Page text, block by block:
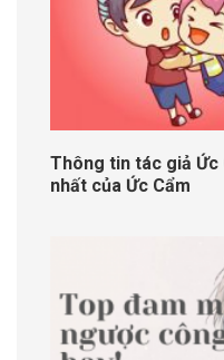
Thông tin tác giả Ức
nhất của Ức Cẩm